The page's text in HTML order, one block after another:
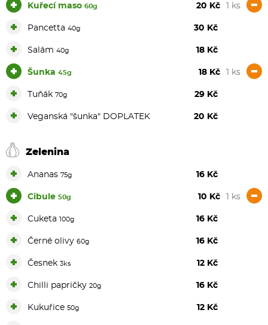
+ Kuřecí maso 60g 20 Kč 1 ks -
Pancetta 40g 30 Kč
Salám 40g 18 Kč
+ Šunka 45g 18 Kč 1 ks -
Tuňák 70g 29 Kč
Veganská "šunka" DOPLATEK 20 Kč
Zelenina
Ananas 75g 16 Kč
+ Cibule 50g 10 Kč 1 ks -
Cuketa 100g 16 Kč
Černé olivy 60g 16 Kč
Česnek 3ks 12 Kč
Chilli papričky 20g 16 Kč
Kukuřice 50g 12 Kč